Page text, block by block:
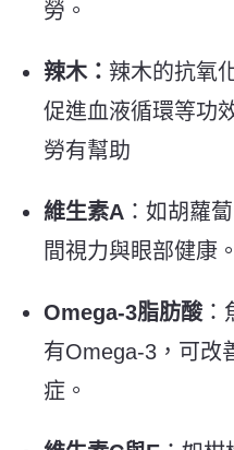
勞。
辣木： 辣木的抗氧
促進血液循環等功
勞有幫助
維生素A ：如胡蘿
間視力與眼部健康。
Omega-3脂肪酸
有Omega-3，可改
症。